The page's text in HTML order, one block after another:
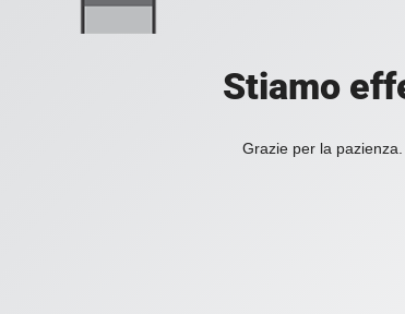
Stiamo
Grazie per la